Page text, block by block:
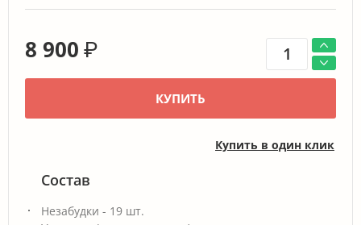
8 900 ₽
КУПИТЬ
Купить в один клик
Состав
Незабудки - 19 шт.